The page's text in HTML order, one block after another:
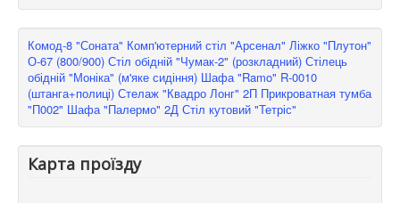
Комод-8 "Соната" Комп'ютерний стіл "Арсенал" Ліжко "Плутон"
О-67 (800/900) Стіл обідній "Чумак-2" (розкладний) Стілець
обідній "Моніка" (м'яке сидіння) Шафа "Ramo" R-0010
(штанга+полиці) Стелаж "Квадро Лонг" 2П Прикроватная тумба
"П002" Шафа "Палермо" 2Д Стіл кутовий "Тетріс"
Карта проїзду